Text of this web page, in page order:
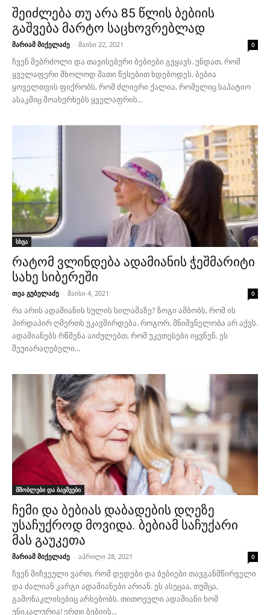
შეიძლება თუ არა 85 წლის ბებიის
გაშვება მარტო საცხოვრებლად
მარიამ მიქელაძე - მაისი 22, 2021 0
ჩვენ მებრძოლი და თავისებური ბებიები გვყავს. უნდათ, რომ
ყველაფერი მხოლოდ მათი წესებით ხდებოდეს. ბებია
ყოველთვის ფიქრობს, რომ ძლიერი ქალია, რომელიც საპატიო
ასაკშიც მოახერხებს ყველაფრის...
სხვა
რატომ ვლინდება ადამიანის ჭეშმარიტი
სახე სიბერეში
თეა გუბელაძე - მაისი 4, 2021 0
რა არის ადამიანის სულის სილამაზე? ზოგი ამბობს, რომ ის
პირდაპირ ღმერთს უკავშირდება. როგორ, მნიშვნელობა არ აქვს.
ადამიანებს რწმენა აიძულებთ, რომ უკეთესები იყვნენ. ეს
შეუიარაღებელი...
მშობლები და ბავშვები
ჩემი და ბებიას დაბადების დღეზე
უსაჩუქროდ მოვიდა. ბებიამ საჩუქარი
მას გაუკეთა
მარიამ მიქელაძე - აპრილი 28, 2021 0
ჩვენ მიჩვეული ვართ, რომ დედები და ბებიები თავგანმწირველი
და ძალიან კარგი ადამიანები არიან. ეს ასეცაა, თუმცა,
გამონაკლისებიც არსებობს. თითოეული ადამიანი ხომ
უნიკალურია! ერთი ბებიის...